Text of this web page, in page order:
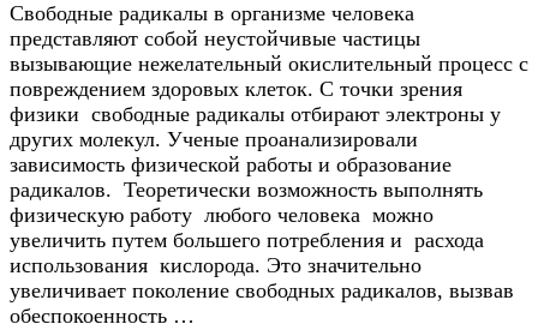
Свободные радикалы в организме человека
представляют собой неустойчивые частицы
вызывающие нежелательный окислительный процесс с
повреждением здоровых клеток. С точки зрения
физики свободные радикалы отбирают электроны у
других молекул. Ученые проанализировали
зависимость физической работы и образование
радикалов. Теоретически возможность выполнять
физическую работу любого человека можно
увеличить путем большего потребления и расхода
использования кислорода. Это значительно
увеличивает поколение свободных радикалов, вызвав
обеспокоенность …